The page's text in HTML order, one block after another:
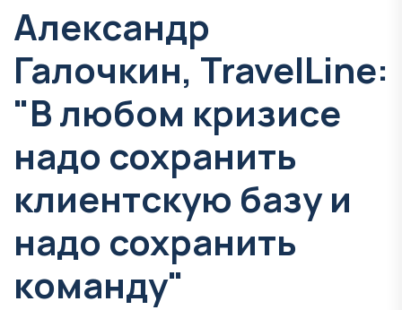
Александр
Галочкин, TravelLine:
"В любом кризисе
надо сохранить
клиентскую базу и
надо сохранить
команду"